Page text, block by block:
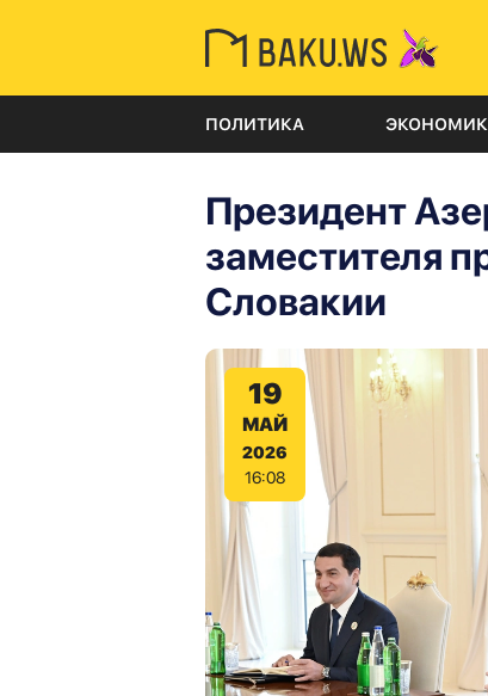
ПОЛИТИКА
Президент
заместителя
Словакии
19
МАЙ
2026
16:08